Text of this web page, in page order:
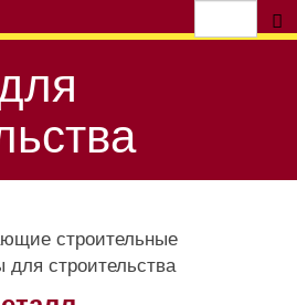
строительные
строительства